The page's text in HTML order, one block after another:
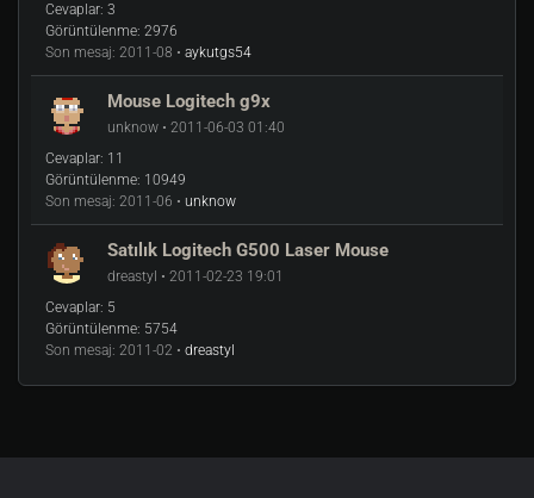
Cevaplar: 3
Görüntülenme: 2976
Son mesaj: 2011-08 • aykutgs54
Mouse Logitech g9x
unknow • 2011-06-03 01:40
Cevaplar: 11
Görüntülenme: 10949
Son mesaj: 2011-06 • unknow
Satılık Logitech G500 Laser Mouse
dreastyl • 2011-02-23 19:01
Cevaplar: 5
Görüntülenme: 5754
Son mesaj: 2011-02 • dreastyl